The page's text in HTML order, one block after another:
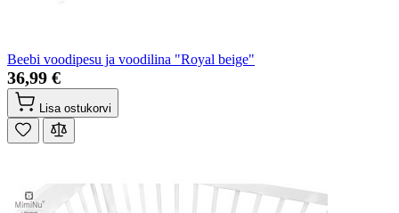
Beebi voodipesu ja voodilina "Royal beige"
36,99 €
Lisa ostukorvi